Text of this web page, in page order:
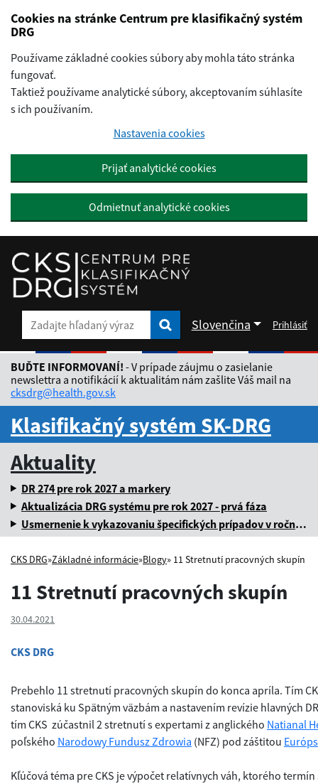
Preskočiť na hlavný obsah
Cookies na stránke Centrum pre klasifikačný systém
DRG
Používame základné cookies súbory aby mohla táto stránka
fungovať.
Taktiež používame analytické súbory, akceptovaním súhlasíte
s ich používaním.
Nastavenia cookies
Prijať analytické cookies
Odmietnuť analytické cookies
Zadajte hľadaný výraz Zadajte hľadaný výraz
Slovenčina
Rozbaliť jazykové menu
Prihlásiť
BUĎTE INFORMOVANÍ! - V prípade záujmu o zasielanie
newslettra a notifikácií k aktualitám nám zašlite Váš mail na
cksdrg@health.gov.sk
Klasifikačný systém SK-DRG
Aktuality
DR 274 pre rok 2027 a markery
Aktualizácia DRG systému pre rok 2027 - prvá fáza
Usmernenie k vykazovaniu špecifických prípadov v ročnej dávke za rok 2025
CKS DRG»Základné informácie»Blogy» 11 Stretnutí pracovných skupín
11 Stretnutí pracovných skupín
30.04.2021
CKS DRG
Prebehlo 11 stretnutí pracovných skupín do konca apríla. Tím
stanoviská ku Spätným väzbám a nastavením revízie hlavných
tím CKS zúčastnil 2 stretnutí s expertami z anglického Natianal
poľského Narodowy Fundusz Zdrowia (NFZ) pod záštitou
Kľúčová téma pre CKS je výpočet relatívnych váh, ktorého